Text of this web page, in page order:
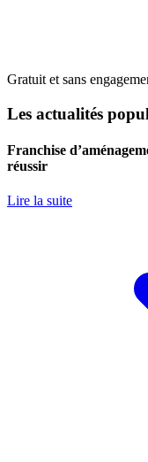
Gratuit et sans
Les actualités
Franchise
réussir
Lire la suite